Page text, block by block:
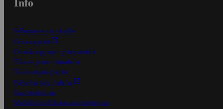
Info
S-Business yrityksille
Oiva-raportit
Osuuskauppojen yhteystiedot
Tilaus- ja toimitusehdot
Tietosuojakäytäntö
Palvelun käyttöehdot
Saavutettavuus
Mobiilisovelluksen saavutettavuus